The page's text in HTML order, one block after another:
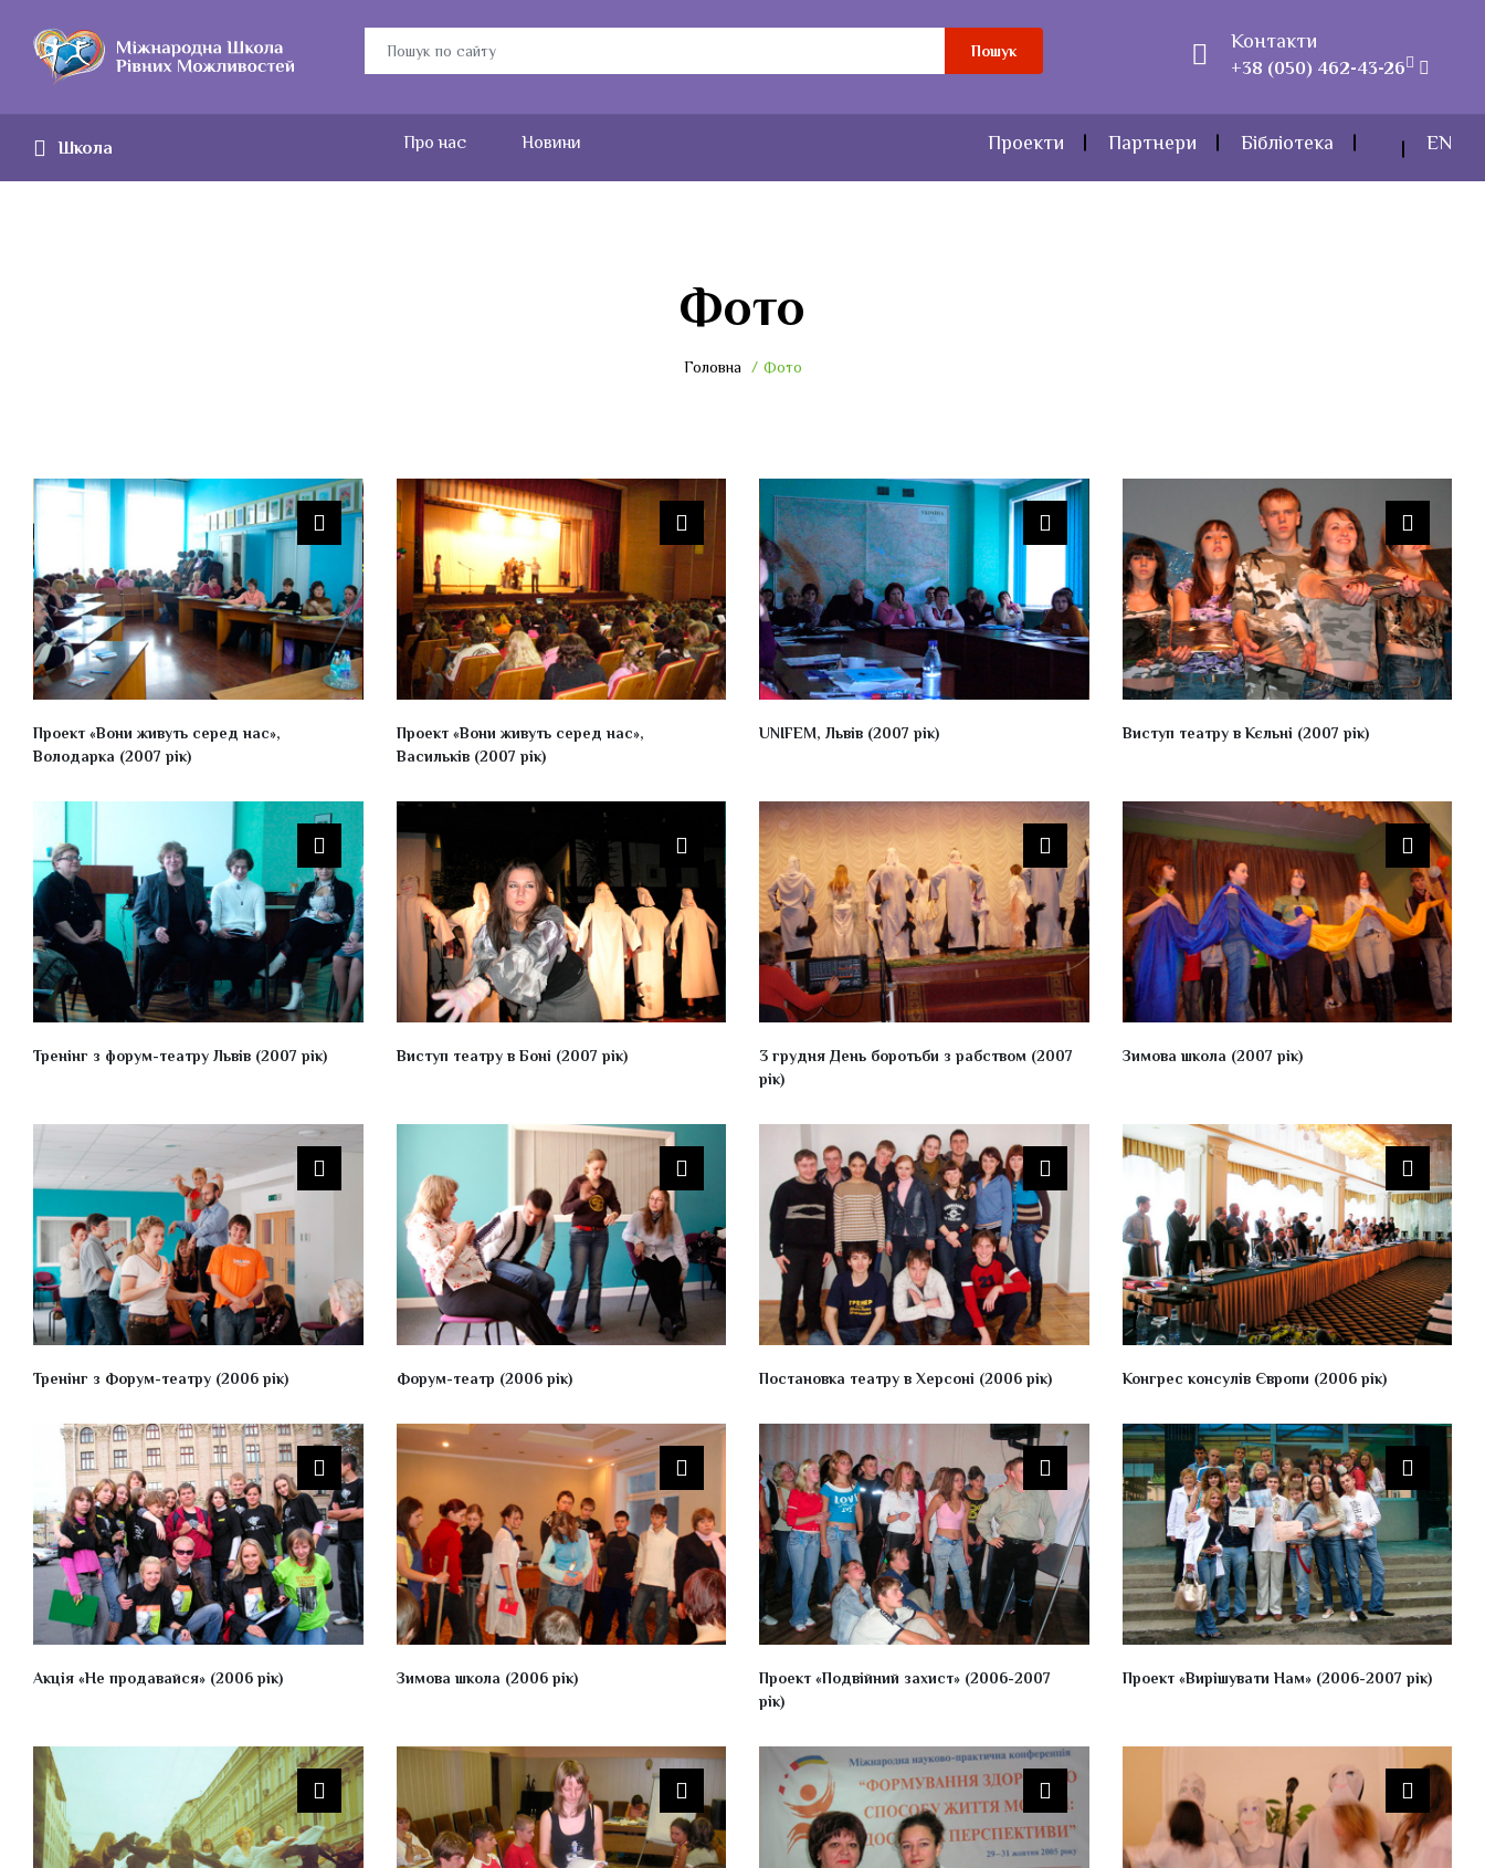
Пошук Контакти
+38 (050) 462-43-26
Школа Про нас Новини Проекти Партнери Бібліотека EN
Фото
Головна Фото
Проект «Вони живуть серед нас»,
Володарка (2007 рік)
Проект «Вони живуть серед нас»,
Васильків (2007 рік)
UNIFEM, Львів (2007 рік) Виступ театру в Кєльні (2007 рік)
Тренінг з форум-театру Львів (2007 рік) Виступ театру в Боні (2007 рік)
3 грудня День боротьби з рабством (2007
рік)
Зимова школа (2007 рік)
Тренінг з Форум-театру (2006 рік) Форум-театр (2006 рік) Постановка театру в Херсоні (2006 рік) Конгрес консулів Європи (2006 рік)
Акція «Не продавайся» (2006 рік) Зимова школа (2006 рік)
Проект «Подвійний захист» (2006-2007
рік)
Проект «Вирішувати Нам» (2006-2007 рік)